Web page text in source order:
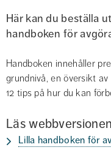
Här kan du beställa
handboken för
Handboken innehåller
grundnivå, en översikt
12 tips på hur du kan
Läs webbversionen
Lilla handboken för